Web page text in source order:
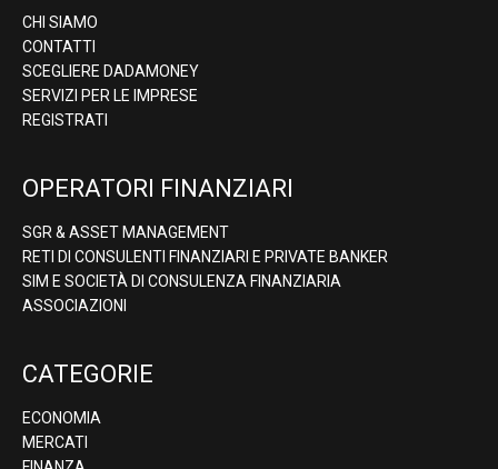
CHI SIAMO
CONTATTI
SCEGLIERE DADAMONEY
SERVIZI PER LE IMPRESE
REGISTRATI
OPERATORI FINANZIARI
SGR & ASSET MANAGEMENT
RETI DI CONSULENTI FINANZIARI E PRIVATE BANKER
SIM E SOCIETÀ DI CONSULENZA FINANZIARIA
ASSOCIAZIONI
CATEGORIE
ECONOMIA
MERCATI